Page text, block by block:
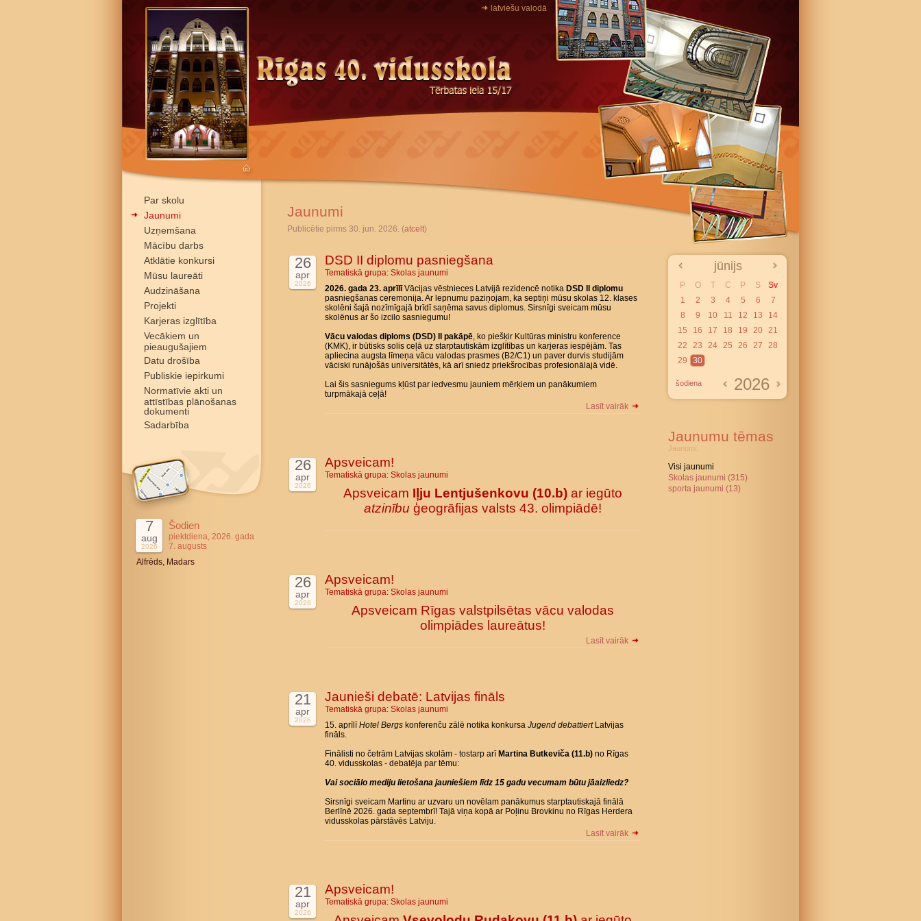
latviešu valodā
Par skolu
Jaunumi
Uzņemšana
Mācību darbs
Atklātie konkursi
Mūsu laureāti
Audzināšana
Projekti
Karjeras izglītība
Vecākiem un
pieaugušajiem
Datu drošība
Publiskie iepirkumi
Normatīvie akti un
attīstības plānošanas
dokumenti
Sadarbība
7
aug
2026
Šodien
piektdiena, 2026. gada
7. augusts
Alfrēds, Madars
Jaunumi
Publicētie pirms 30. jun. 2026. (atcelt)
26
apr
2026
DSD II diplomu pasniegšana
Tematiskā grupa: Skolas jaunumi
2026. gada 23. aprīlīVācijas vēstnieces Latvijā rezidencē notika DSD II diplomu
pasniegšanas ceremonija. Ar lepnumu paziņojam, ka septiņi mūsu skolas 12. klases
skolēni šajā nozīmīgajā brīdī saņēma savus diplomus. Sirsnīgi sveicam mūsu
skolēnus ar šo izcilo sasniegumu!
Vācu valodas diploms (DSD) II pakāpē, ko piešķir Kultūras ministru konference
(KMK), ir būtisks solis ceļā uz starptautiskām izglītības un karjeras iespējām. Tas
apliecina augsta līmeņa vācu valodas prasmes (B2/C1) un paver durvis studijām
vāciski runājošās universitātēs, kā arī sniedz priekšrocības profesionālajā vidē.
Lai šis sasniegums kļūst par iedvesmu jauniem mērķiem un panākumiem
turpmākajā ceļā!
Lasīt vairāk
26
apr
2026
Apsveicam!
Tematiskā grupa: Skolas jaunumi
Apsveicam Iļju Lentjušenkovu (10.b)ar iegūto
atzinību ģeogrāfijas valsts 43. olimpiādē!
26
apr
2026
Apsveicam!
Tematiskā grupa: Skolas jaunumi
Apsveicam Rīgas valstpilsētas vācu valodas
olimpiādes laureātus!
Lasīt vairāk
21
apr
2026
Jaunieši debatē: Latvijas fināls
Tematiskā grupa: Skolas jaunumi
15. aprīlīHotel Bergs konferenču zālē notika konkursa Jugend debattiertLatvijas
fināls.
Finālisti no četrām Latvijas skolām - tostarp arī Martina Butkeviča (11.b) no Rīgas
40. vidusskolas - debatēja par tēmu:
Vai sociālo mediju lietošana jauniešiem līdz 15 gadu vecumam būtu jāaizliedz?
Sirsnīgi sveicam Martinu ar uzvaru un novēlam panākumus starptautiskajā finālā
Berlīnē 2026. gada septembrī! Tajā viņa kopā ar Poļinu Brovkinu no Rīgas Herdera
vidusskolas pārstāvēs Latviju.
Lasīt vairāk
21
apr
2026
Apsveicam!
Tematiskā grupa: Skolas jaunumi
jūnijs
P O T C P S
Sv
1
2 3 4 5 6
7
8
9 10 11 12 13
14
15
16 17 18 19 20 21
22
23 24 25 26 27
28
29
30
šodiena 2026
Jaunumu tēmas
Jaunumi:
Visi jaunumi
Skolas jaunumi (315)
sporta jaunumi (13)